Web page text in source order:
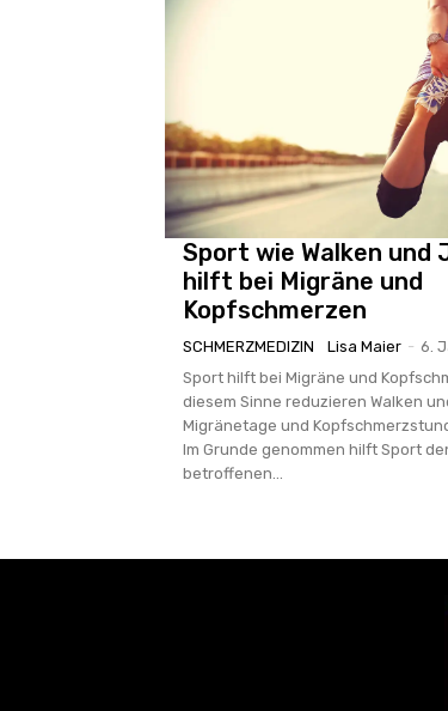
Sport wie Walken und
hilft bei Migräne und
Kopfschmerzen
SCHMERZMEDIZIN Lisa Maier - 6.
Sport hilft bei Migräne und
diesem Sinne reduzieren Walken
Migränetage und
Im Grunde genommen hilft Sport
betroffenen...